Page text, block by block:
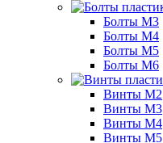
Болты М3
Болты М4
Болты М5
Болты М6
Винты М2
Винты М3
Винты М4
Винты М5